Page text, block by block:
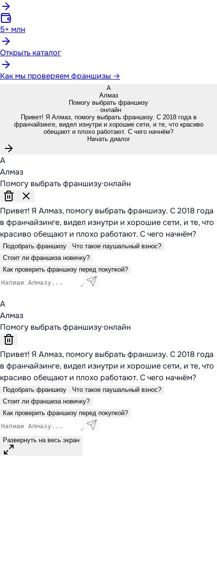
5+ млн
Открыть каталог
Как мы проверяем франшизы →
А
Алмаз
Помогу выбрать франшизу
· онлайн
Привет! Я Алмаз, помогу выбрать франшизу. С 2018 года в
франчайзинге, видел изнутри и хорошие сети, и те, что красиво
обещают и плохо работают. С чего начнём?
Начать диалог
А
Алмаз
Помогу выбрать франшизу·онлайн
Привет! Я Алмаз, помогу выбрать франшизу. С 2018 года
в франчайзинге, видел изнутри и хорошие сети, и те, что
красиво обещают и плохо работают. С чего начнём?
Подобрать франшизу
Что такое паушальный взнос?
Стоит ли франшиза новичку?
Как проверить франшизу перед покупкой?
А
Алмаз
Помогу выбрать франшизу·онлайн
Привет! Я Алмаз, помогу выбрать франшизу. С 2018 года
в франчайзинге, видел изнутри и хорошие сети, и те, что
красиво обещают и плохо работают. С чего начнём?
Подобрать франшизу
Что такое паушальный взнос?
Стоит ли франшиза новичку?
Как проверить франшизу перед покупкой?
Развернуть на весь экран